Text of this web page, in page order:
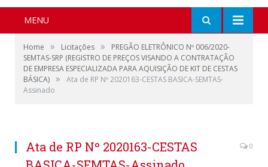
MENU
Home » Licitações »
PREGÃO ELETRÔNICO Nº 006/2020-
SEMTAS-SRP (REGISTRO DE PREÇOS VISANDO A CONTRATAÇÃO
DE EMPRESA ESPECIALIZADA PARA AQUISIÇÃO DE KIT DE CESTAS
BÁSICA) »
Ata de RP Nº 2020163-CESTAS BASICA-SEMTAS-
Assinado
Ata de RP Nº 2020163-CESTAS
0